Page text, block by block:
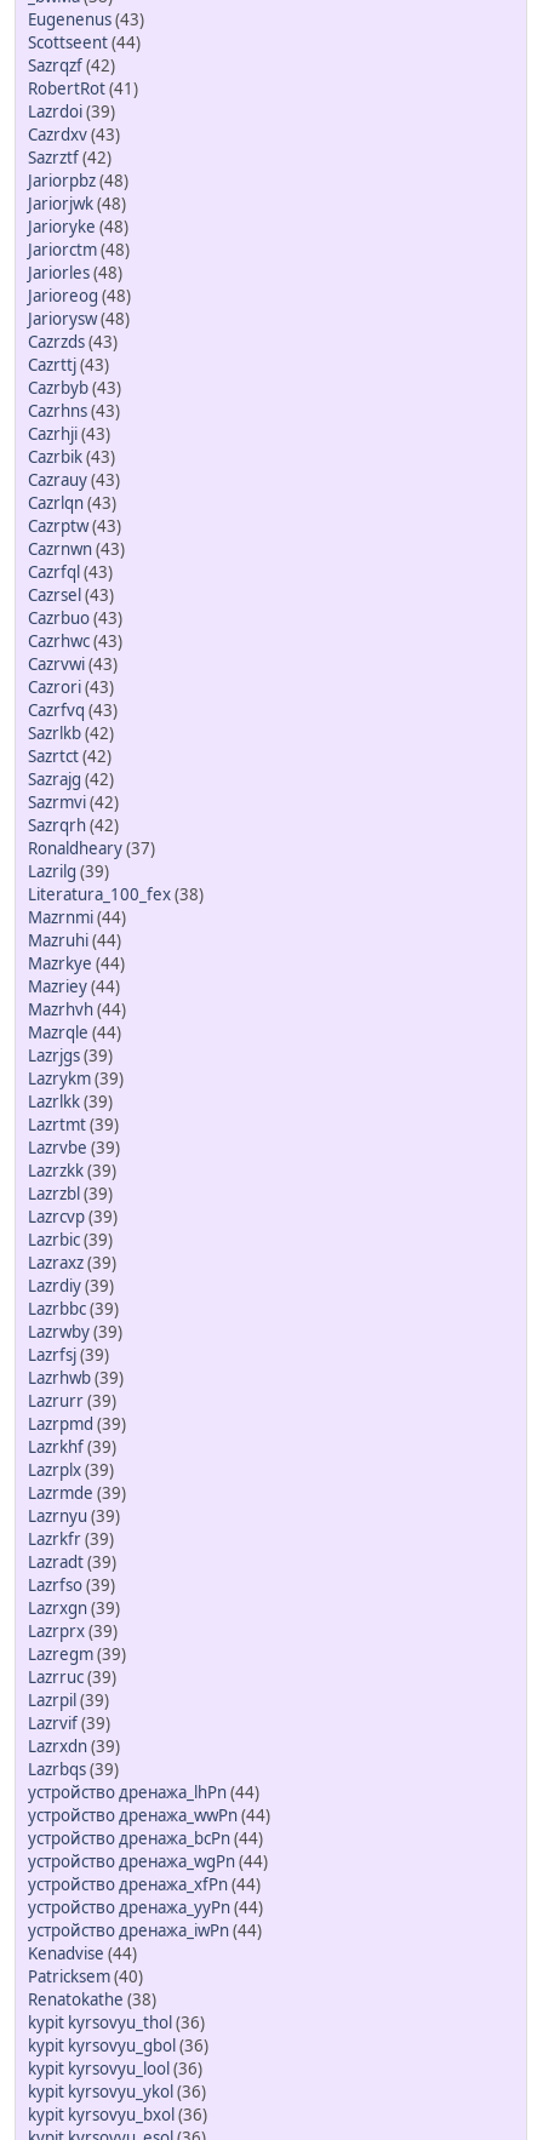
Eugenenus(43)
Scottseent(44)
Sazrqzf(42)
RobertRot(41)
Lazrdoi(39)
Cazrdxv(43)
Sazrztf(42)
Jariorpbz(48)
Jariorjwk(48)
Jarioryke (48)
Jariorctm(48)
Jariorles(48)
Jarioreog (48)
Jariorysw(48)
Cazrzds(43)
Cazrttj(43)
Cazrbyb(43)
Cazrhns(43)
Cazrhji(43)
Cazrbik(43)
Cazrauy(43)
Cazrlqn(43)
Cazrptw(43)
Cazrnwn(43)
Cazrfql(43)
Cazrsel(43)
Cazrbuo(43)
Cazrhwc(43)
Cazrvwi(43)
Cazrori(43)
Cazrfvq (43)
Sazrlkb(42)
Sazrtct(42)
Sazrajg (42)
Sazrmvi(42)
Sazrqrh(42)
Ronaldheary(37)
Lazrilg (39)
Literatura_100_fex(38)
Mazrnmi(44)
Mazruhi(44)
Mazrkye (44)
Mazriey(44)
Mazrhvh(44)
Mazrqle (44)
Lazrjgs(39)
Lazrykm(39)
Lazrlkk(39)
Lazrtmt(39)
Lazrvbe (39)
Lazrzkk(39)
Lazrzbl(39)
Lazrcvp(39)
Lazrbic(39)
Lazraxz(39)
Lazrdiy(39)
Lazrbbc(39)
Lazrwby(39)
Lazrfsj(39)
Lazrhwb(39)
Lazrurr(39)
Lazrpmd (39)
Lazrkhf(39)
Lazrplx(39)
Lazrmde (39)
Lazrnyu (39)
Lazrkfr(39)
Lazradt(39)
Lazrfso(39)
Lazrxgn(39)
Lazrprx(39)
Lazregm(39)
Lazrruc(39)
Lazrpil(39)
Lazrvif(39)
Lazrxdn(39)
Lazrbqs(39)
устройство дренажа_lhPn(44)
устройство дренажа_wwPn(44)
устройство дренажа_bcPn(44)
устройство дренажа_wgPn(44)
устройство дренажа_xfPn(44)
устройство дренажа_yyPn(44)
устройство дренажа_iwPn(44)
Kenadvise (44)
Patricksem(40)
Renatokathe (38)
kypit kyrsovyu_thol(36)
kypit kyrsovyu_gbol(36)
kypit kyrsovyu_lool(36)
kypit kyrsovyu_ykol(36)
kypit kyrsovyu_bxol(36)